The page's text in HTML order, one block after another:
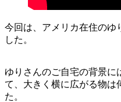
今回は、アメリカ在住のゆ
した。
ゆりさんのご自宅の背景に
て、大きく横に広がる物は
た。